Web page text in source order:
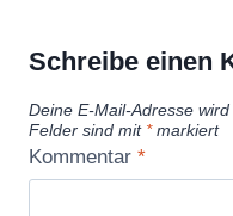
Schreibe einen
Deine E-Mail-Adresse
Felder sind mit *markiert
Kommentar *